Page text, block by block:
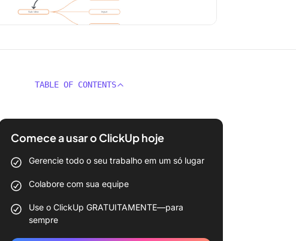
TABLE OF CONTENTS
Comece a usar o ClickUp hoje
Gerencie todo o seu trabalho em um só lugar
Colabore com sua equipe
Use o ClickUp GRATUITAMENTE—para
sempre